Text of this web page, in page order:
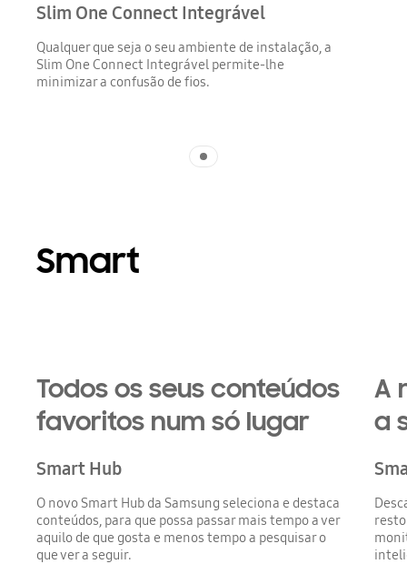
Slim One Connect Integrável
Qualquer que seja o seu ambiente de instalação, a
Slim One Connect Integrável permite-lhe
minimizar a confusão de fios.
Smart
Todos os seus conteúdos
favoritos num só lugar
Smart Hub
O novo Smart Hub da Samsung seleciona e destaca
conteúdos, para que possa passar mais tempo a ver
aquilo de que gosta e menos tempo a pesquisar o
que ver a seguir.
A
a